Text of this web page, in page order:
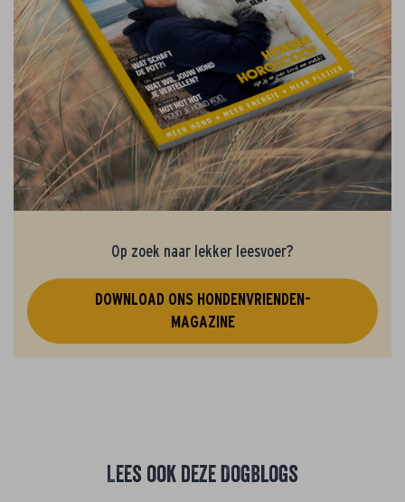
Op zoek naar lekker leesvoer?
DOWNLOAD ONS HONDENVRIENDEN-
MAGAZINE
Lees ook deze DogBlogs